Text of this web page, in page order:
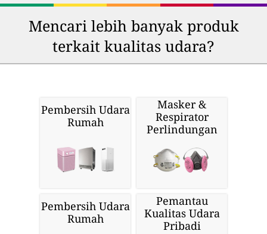
Mencari lebih banyak produk
terkait kualitas udara?
Pembersih Udara
Rumah
Masker &
Respirator
Perlindungan
Pembersih Udara
Rumah
Pemantau
Kualitas Udara
Pribadi